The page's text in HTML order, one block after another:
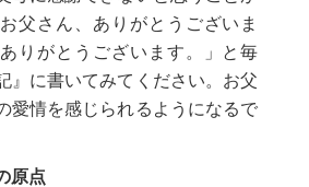
父さん、ありがとうございま
りがとうございます。」と毎
』に書いてみてください。お父
愛情を感じられるようになるで
原点